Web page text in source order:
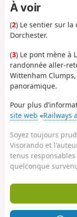
À voir
(2) Le sentier sur
Dorchester.
(3) Le pont mène à
randonnée aller-
Wittenham
panoramique.
Pour plus
site web «Railways
Soyez toujours
Visorando et
tenus
quelconque